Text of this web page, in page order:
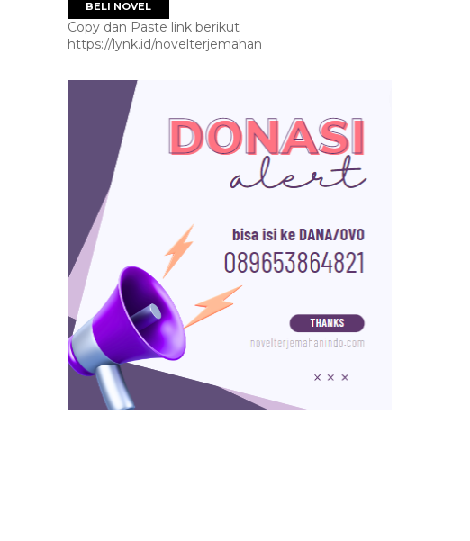
BELI NOVEL
Copy dan Paste link berikut
https://lynk.id/novelterjemahan